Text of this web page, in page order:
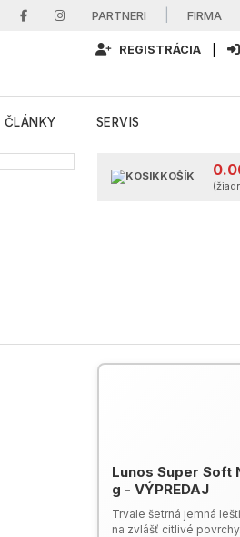
PARTNERI FIRMA
REGISTRÁCIA
ČLÁNKY SERVIS
KOŠÍK
Lunos Super Soft
g - VÝPREDAJ
Trvale šetrná jemná
na zvlášť citlivé povrchy. Môže sa